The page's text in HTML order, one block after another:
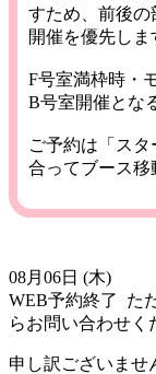
すため、前後
開催を優先しま
F号室満枠時・
B号室開催とな
ご予約は「ス
合ってブース移
08月06日 (木)
WEB予約終了
た
らお問い合わせく
申し訳ございませ